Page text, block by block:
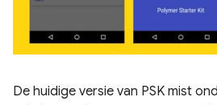
De huidige versie van PSK mist